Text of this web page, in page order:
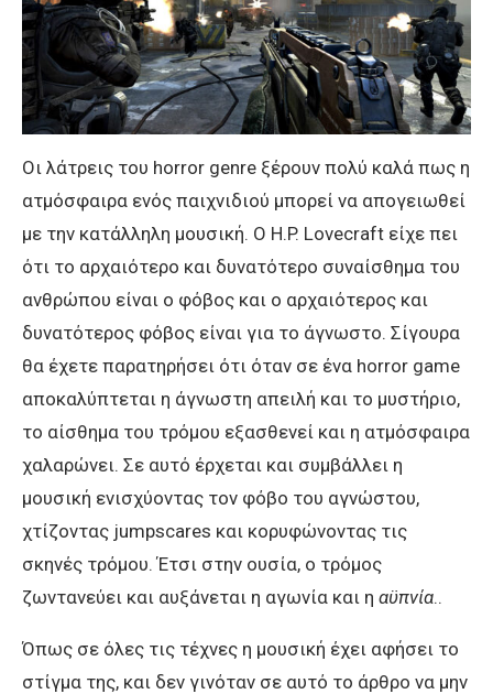
Οι λάτρεις του horror genre ξέρουν πολύ καλά πως η
ατμόσφαιρα ενός παιχνιδιού μπορεί να απογειωθεί
με την κατάλληλη μουσική. Ο H.P. Lovecraft είχε πει
ότι το αρχαιότερο και δυνατότερο συναίσθημα του
ανθρώπου είναι ο φόβος και ο αρχαιότερος και
δυνατότερος φόβος είναι για το άγνωστο. Σίγουρα
θα έχετε παρατηρήσει ότι όταν σε ένα horror game
αποκαλύπτεται η άγνωστη απειλή και το μυστήριο,
το αίσθημα του τρόμου εξασθενεί και η ατμόσφαιρα
χαλαρώνει. Σε αυτό έρχεται και συμβάλλει η
μουσική ενισχύοντας τον φόβο του αγνώστου,
χτίζοντας jumpscares και κορυφώνοντας τις
σκηνές τρόμου. Έτσι στην ουσία, ο τρόμος
ζωντανεύει και αυξάνεται η αγωνία και η αϋπνία..
Όπως σε όλες τις τέχνες η μουσική έχει αφήσει το
στίγμα της, και δεν γινόταν σε αυτό το άρθρο να μην